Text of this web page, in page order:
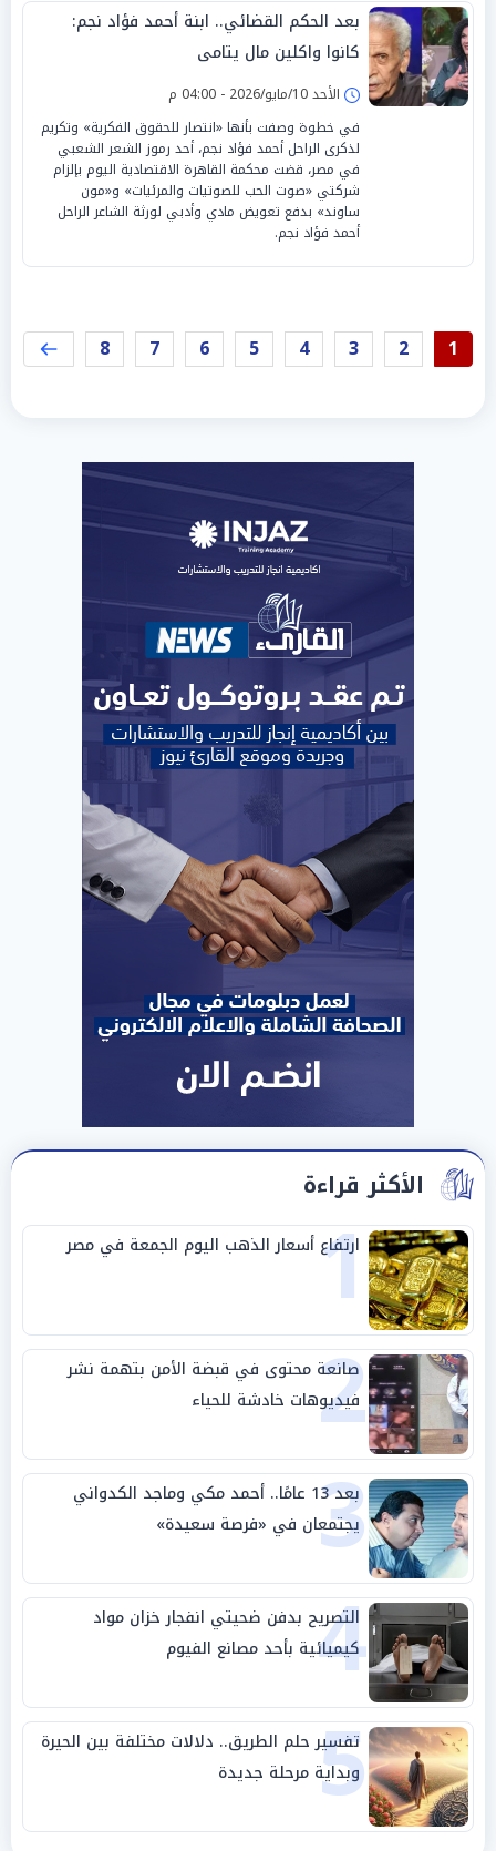
بعد الحكم القضائي.. ابنة أحمد فؤاد نجم:
كانوا واكلين مال يتامى
الأحد 10/مايو/2026 - 04:00 م
في خطوة وصفت بأنها «انتصار للحقوق الفكرية» وتكريم
لذكرى الراحل أحمد فؤاد نجم، أحد رموز الشعر الشعبي
في مصر، قضت محكمة القاهرة الاقتصادية اليوم بإلزام
شركتي «صوت الحب للصوتيات والمرئيات» و«مون
ساوند» بدفع تعويض مادي وأدبي لورثة الشاعر الراحل
أحمد فؤاد نجم.
1
2
3
4
5
6
7
8
الأكثر قراءة
1
ارتفاع أسعار الذهب اليوم الجمعة في مصر
2
صانعة محتوى في قبضة الأمن بتهمة نشر
فيديوهات خادشة للحياء
3 بعد 13 عامًا.. أحمد مكي وماجد الكدواني
يجتمعان في «فرصة سعيدة»
4
التصريح بدفن ضحيتي انفجار خزان مواد
كيميائية بأحد مصانع الفيوم
5
تفسير حلم الطريق.. دلالات مختلفة بين الحيرة
وبداية مرحلة جديدة